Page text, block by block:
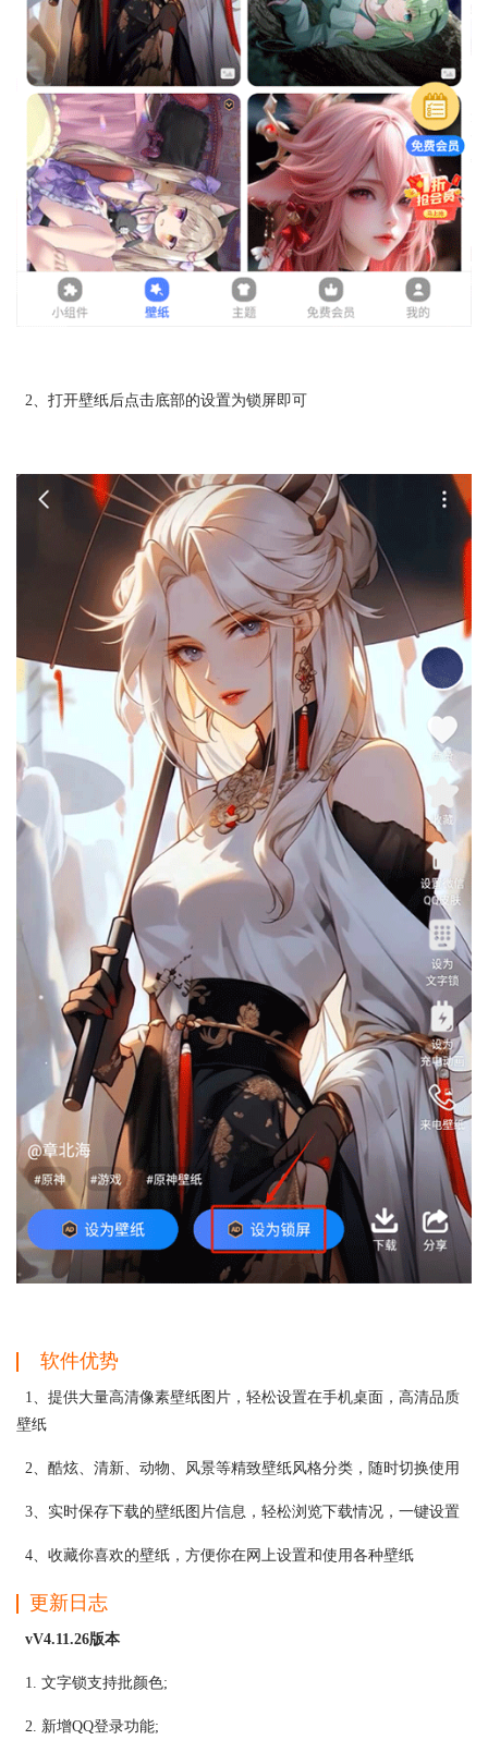
2、打开壁纸后点击底部的设置为锁屏即可
软件优势
1、提供大量高清像素壁纸图片，轻松设置在手机桌面，高清品质
壁纸
2、酷炫、清新、动物、风景等精致壁纸风格分类，随时切换使用
3、实时保存下载的壁纸图片信息，轻松浏览下载情况，一键设置
4、收藏你喜欢的壁纸，方便你在网上设置和使用各种壁纸
更新日志
vV4.11.26版本
1. 文字锁支持批颜色;
2. 新增QQ登录功能;